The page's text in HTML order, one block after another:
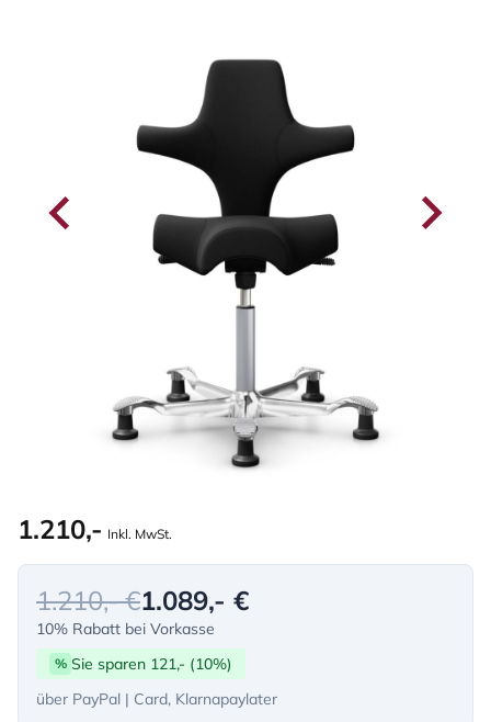
1.210,- Inkl. MwSt.
1.210,- €1.089,- €
10% Rabatt bei Vorkasse
% Sie sparen 121,- (10%)
über PayPal | Card, Klarnapaylater